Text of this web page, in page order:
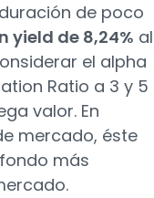
de poco
yield de 8,24% al
el alpha
Ratio a 3 y 5
valor. En
mercado, éste
más